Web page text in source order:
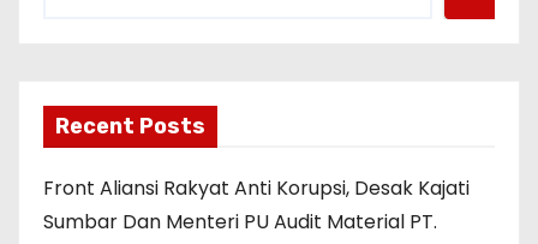
Recent Posts
Front Aliansi Rakyat Anti Korupsi, Desak Kajati
Sumbar Dan Menteri PU Audit Material PT.